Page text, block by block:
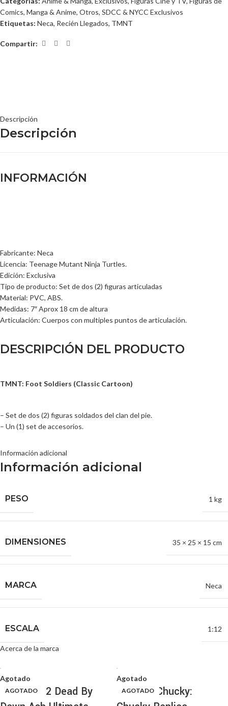
Comics, Manga & Anime, Otros, SDCC & NYCC Exclusivos
Etiquetas: Neca, Recién Llegados, TMNT
Compartir:
Descripción
Descripción
INFORMACIÓN
Fabricante: Neca
Licencia: Teenage Mutant Ninja Turtles.
Edición: Exclusiva
Tipo de producto: Set de dos (2) figuras articuladas
Material: PVC, ABS.
Medidas: 7″ Aprox 18 cm de altura
Articulación: Cuerpos con multiples puntos de articulación.
DESCRIPCIÓN DEL PRODUCTO
TMNT: Foot Soldiers (Classic Cartoon)
– Set de dos (2) figuras soldados del clan del pie.
– Un (1) set de accesorios.
Información adicional
Información adicional
PESO 1 kg
DIMENSIONES 35 × 25 × 15 cm
MARCA Neca
ESCALA 1:12
Acerca de la marca
AGOTADO
Agotado
Evil Dead 2 Dead By
AGOTADO
Agotado
Bride of Chucky:
AGOTADO AGOTADO
AGOTADO AGOTADO
AGOTADO AGOTADO
AGOTADO AGOTADO
AGOTADO AGOTADO